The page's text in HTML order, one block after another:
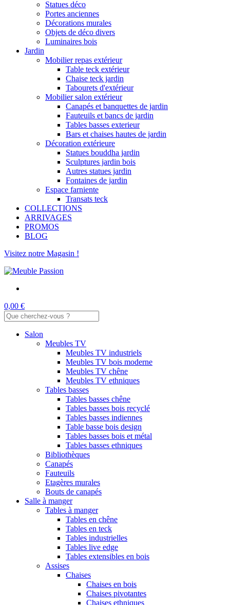
Statues déco
Portes anciennes
Décorations murales
Objets de déco divers
Luminaires bois
Jardin
Mobilier repas extérieur
Table teck extérieur
Chaise teck jardin
Tabourets d'extérieur
Mobilier salon extérieur
Canapés et banquettes de jardin
Fauteuils et bancs de jardin
Tables basses exterieur
Bars et chaises hautes de jardin
Décoration extérieure
Statues bouddha jardin
Sculptures jardin bois
Autres statues jardin
Fontaines de jardin
Espace farniente
Transats teck
COLLECTIONS
ARRIVAGES
PROMOS
BLOG
Visitez notre Magasin !
0,00 €
Salon
Meubles TV
Meubles TV industriels
Meubles TV bois moderne
Meubles TV chêne
Meubles TV ethniques
Tables basses
Tables basses chêne
Tables basses bois recyclé
Tables basses indiennes
Table basse bois design
Tables basses bois et métal
Tables basses ethniques
Bibliothèques
Canapés
Fauteuils
Etagères murales
Bouts de canapés
Salle à manger
Tables à manger
Tables en chêne
Tables en teck
Tables industrielles
Tables live edge
Tables extensibles en bois
Assises
Chaises
Chaises en bois
Chaises pivotantes
Chaises ethniques